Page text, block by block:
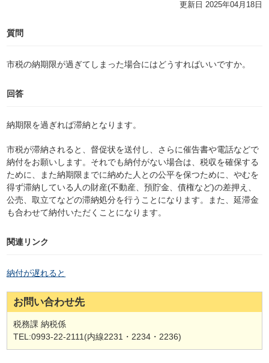
更新日 2025年04月18日
質問
市税の納期限が過ぎてしまった場合にはどうすればいいですか。
回答
納期限を過ぎれば滞納となります。
市税が滞納されると、督促状を送付し、さらに催告書や電話などで
納付をお願いします。それでも納付がない場合は、税収を確保する
ために、また納期限までに納めた人との公平を保つために、やむを
得ず滞納している人の財産(不動産、預貯金、債権など)の差押え、
公売、取立てなどの滞納処分を行うことになります。また、延滞金
も合わせて納付いただくことになります。
関連リンク
納付が遅れると
お問い合わせ先
税務課 納税係
TEL:0993-22-2111(内線2231・2234・2236)